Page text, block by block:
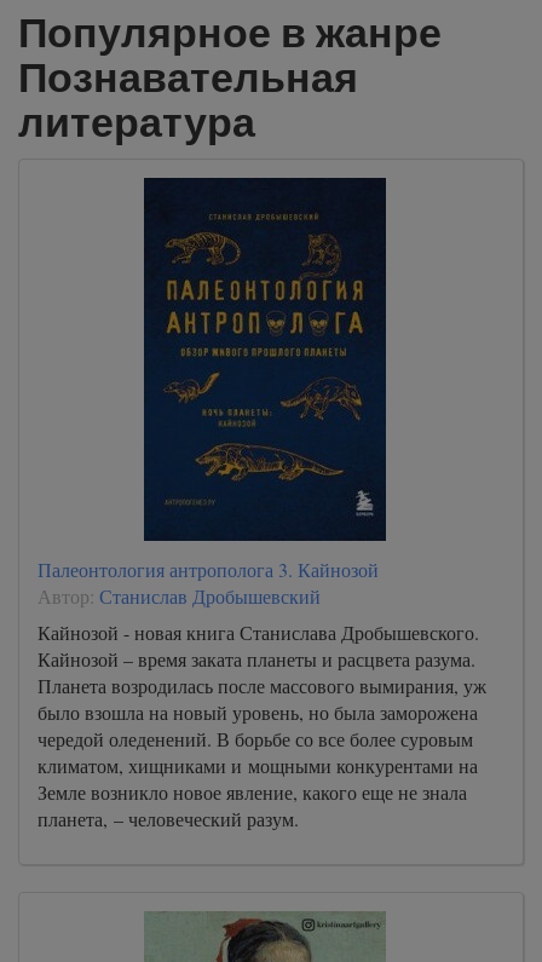
Популярное в жанре
Познавательная
литература
Палеонтология антрополога 3. Кайнозой
Автор: Станислав Дробышевский
Кайнозой - новая книга Станислава Дробышевского.
Кайнозой – время заката планеты и расцвета разума.
Планета возродилась после массового вымирания, уж
было взошла на новый уровень, но была заморожена
чередой оледенений. В борьбе со все более суровым
климатом, хищниками и мощными конкурентами на
Земле возникло новое явление, какого еще не знала
планета, – человеческий разум.